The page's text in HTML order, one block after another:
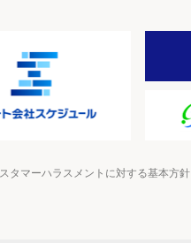
タマーハラスメントに対する基本方針